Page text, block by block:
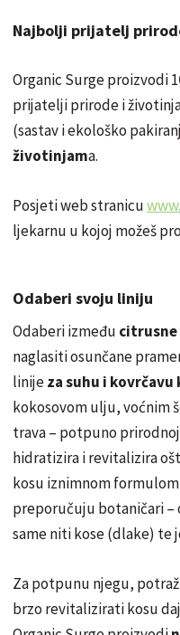
Najbolji prijatelj
Organic Surge proizvodi 1
prijatelji prirode i
(sastav i ekološko
životinjama.
Posjeti web stranicu
ljekarnu u kojoj možeš
Odaberi svoju liniju
Odaberi između citrusne
naglasiti osunčane
linijeza suhu i kovrčavu
kokosovom ulju, voćnim
trava – potpuno
hidratizira i revitalizira
kosu iznimnom formulom
preporučuju botaničari –
same niti kose (dlake) te
Za potpunu njegu,
brzo revitalizirati kosu